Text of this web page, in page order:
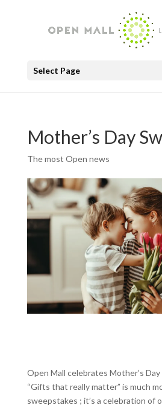
Select Page
Mother’s Day
The most Open news
Open Mall celebrates Mother’s
“Gifts that really matter” is much
sweepstakes ; it’s a celebration of